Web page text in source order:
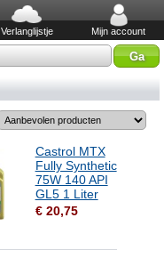
Verlanglijstje Mijn account
Castrol MTX
Fully Synthetic
75W 140 API
GL5 1 Liter
€ 20,75